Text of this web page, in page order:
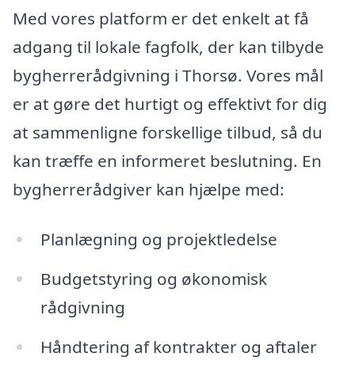
Med vores platform er det enkelt at få
adgang til lokale fagfolk, der kan tilbyde
bygherrerådgivning i Thorsø. Vores mål
er at gøre det hurtigt og effektivt for dig
at sammenligne forskellige tilbud, så du
kan træffe en informeret beslutning. En
bygherrerådgiver kan hjælpe med:
Planlægning og projektledelse
Budgetstyring og økonomisk
rådgivning
Håndtering af kontrakter og aftaler